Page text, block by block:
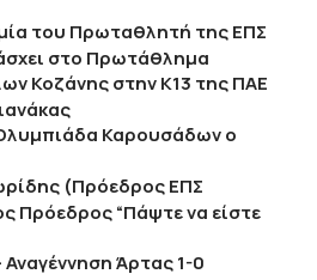
του Πρωταθλητή της ΕΠΣ
στο Πρωτάθλημα
Κοζάνης στην Κ13 της ΠΑΕ
Καρουσάδων ο
(Πρόεδρος ΕΠΣ
Πρόεδρος “Πάψτε να είστε
Αναγέννηση Άρτας 1-0